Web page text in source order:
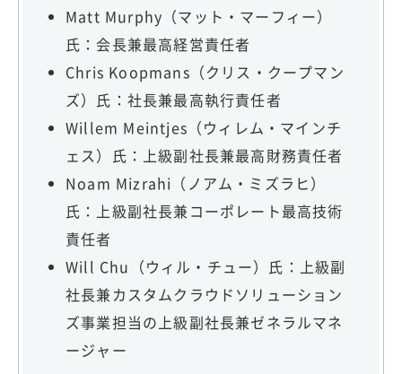
Matt Murphy（マット・マーフィー）
氏：会長兼最高経営責任者
Chris Koopmans（クリス・クープマン
ズ）氏：社長兼最高執行責任者
Willem Meintjes（ウィレム・マインチ
ェス）氏：上級副社長兼最高財務責任者
Noam Mizrahi（ノアム・ミズラヒ）
氏：上級副社長兼コーポレート最高技術
責任者
Will Chu（ウィル・チュー）氏：上級副
社長兼カスタムクラウドソリューション
ズ事業担当の上級副社長兼ゼネラルマネ
ージャー